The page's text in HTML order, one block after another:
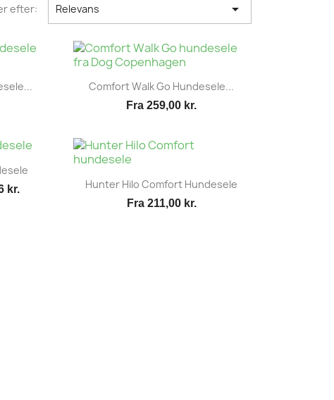
efter: Relevans 
Vis her
Comfort Walk Go Hundesele...
Fra259,00 kr.
kr. Vis her
Hunter Hilo Comfort Hundesele
Fra 211,00 kr.